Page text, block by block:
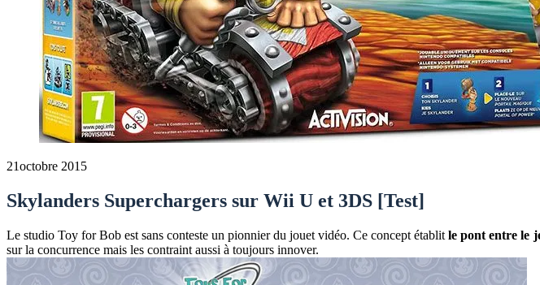
21octobre 2015
Skylanders Superchargers sur Wii U et 3DS [Test]
Le studio Toy for Bob est sans conteste un pionnier du jouet vidéo. Ce concept établitle pont entre le
sur la concurrence mais les contraint aussi à toujours innover.